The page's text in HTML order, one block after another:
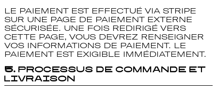
LE PAIEMENT EST EFFECTUÉ VIA STRIPE
SUR UNE PAGE DE PAIEMENT EXTERNE
SÉCURISÉE. UNE FOIS REDIRIGÉ VERS
CETTE PAGE, VOUS DEVREZ RENSEIGNER
VOS INFORMATIONS DE PAIEMENT. LE
PAIEMENT EST EXIGIBLE IMMÉDIATEMENT.
5. Processus de Commande et
Livraison